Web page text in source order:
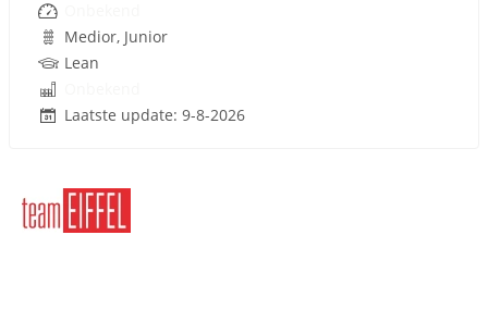
Medior, Junior
Lean
Laatste update: 9-8-2026